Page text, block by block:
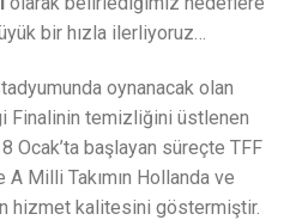
bir hızla ilerliyoruz…
oynanacak olan
Finalinin temizliğini üstlenen
başlayan süreçte TFF
Milli Takımın Hollanda ve
hizmet kalitesini göstermiştir.